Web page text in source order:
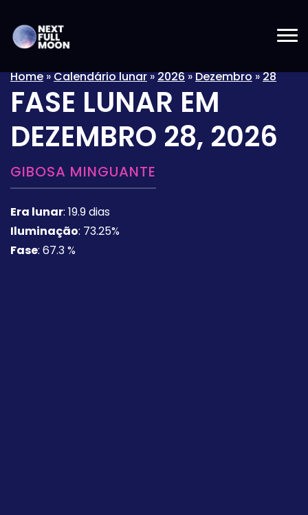
Home»Calendário lunar»2026»Dezembro»28
FASE LUNAR EM
DEZEMBRO 28, 2026
GIBOSA MINGUANTE
Era lunar: 19.9 dias
Iluminação: 73.25%
Fase: 67.3 %